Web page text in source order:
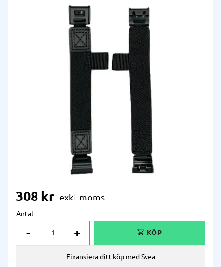
308 kr
Antal
+
-
Finansiera ditt köp med Svea